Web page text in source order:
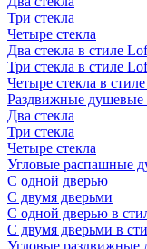
Три стекла
Четыре стекла
Два стекла в стиле
Три стекла в стиле
Четыре стекла в
Раздвижные душевые
Два стекла
Три стекла
Четыре стекла
Угловые распашные
С одной дверью
С двумя дверьми
С одной дверью в
С двумя дверьми в
Угловые раздвижные